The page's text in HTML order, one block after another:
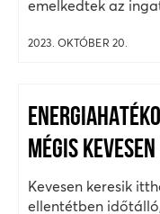
emelkedtek az
2023. OKTÓBER 20.
MÉGIS
Kevesen keresik
ellentétben